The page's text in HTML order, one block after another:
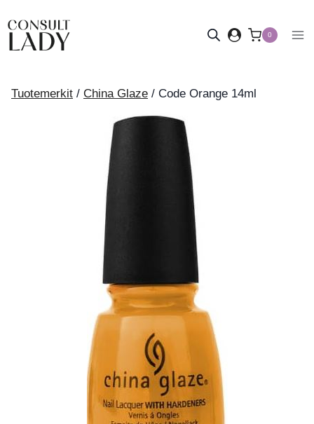
sisältöön
0
Tuotemerkit / China Glaze / Code Orange 14ml